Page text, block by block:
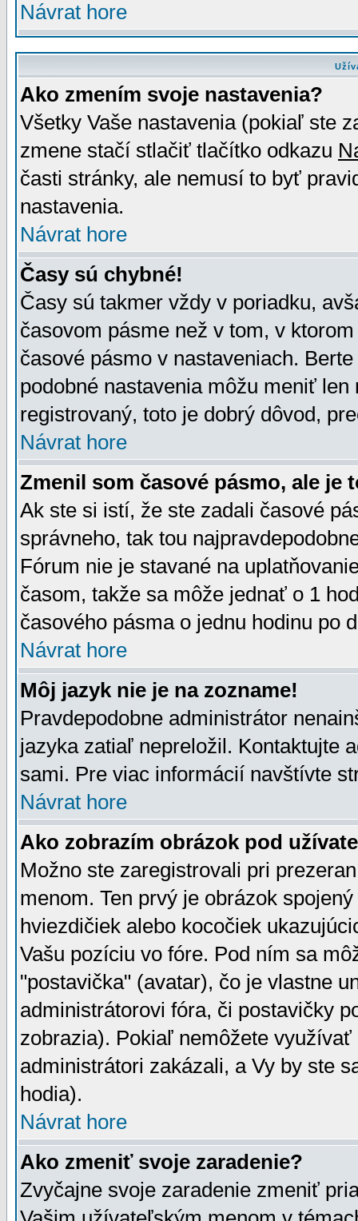
Návrat hore
Ako zmením svoje nastavenia?
Všetky Vaše nastavenia (pokiaľ ste
zmene stačí stlačiť tlačítko odkazu
časti stránky, ale nemusí to byť
nastavenia.
Návrat hore
Časy sú chybné!
Časy sú takmer vždy v poriadku,
časovom pásme než v tom, v
časové pásmo v nastaveniach.
podobné nastavenia môžu meniť
registrovaný, toto je dobrý dôvod,
Návrat hore
Zmenil som časové pásmo, ale je
Ak ste si istí, že ste zadali časové
správneho, tak tou
Fórum nie je stavané na
časom, takže sa môže jednať o 1
časového pásma o jednu hodinu po
Návrat hore
Môj jazyk nie je na zozname!
Pravdepodobne administrátor
jazyka zatiaľ nepreložil. Kontaktujte
sami. Pre viac informácií navštívte
Návrat hore
Ako zobrazím obrázok pod
Možno ste zaregistrovali pri
menom. Ten prvý je obrázok
hviezdičiek alebo kocočiek
Vašu pozíciu vo fóre. Pod ním sa
"postavička" (avatar), čo je vlastne
administrátorovi fóra, či postavičky
zobrazia). Pokiaľ nemôžete
administrátori zakázali, a Vy by ste
hodia).
Návrat hore
Ako zmeniť svoje zaradenie?
Zvyčajne svoje zaradenie zmeniť